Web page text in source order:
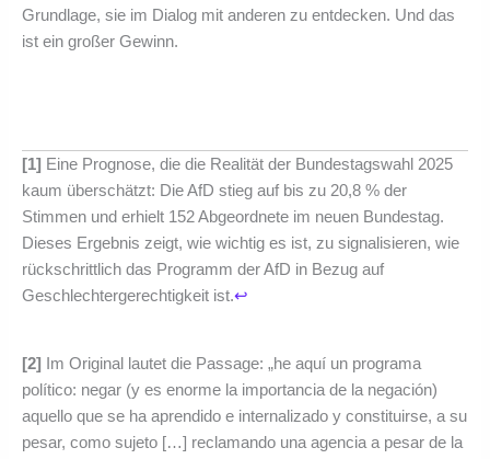
Grundlage, sie im Dialog mit anderen zu entdecken. Und das
ist ein großer Gewinn.
[1] Eine Prognose, die die Realität der Bundestagswahl 2025
kaum überschätzt: Die AfD stieg auf bis zu 20,8 % der
Stimmen und erhielt 152 Abgeordnete im neuen Bundestag.
Dieses Ergebnis zeigt, wie wichtig es ist, zu signalisieren, wie
rückschrittlich das Programm der AfD in Bezug auf
Geschlechtergerechtigkeit ist.↩︎
[2]
Im Original lautet die Passage: „he aquí un programa
político: negar (y es enorme la importancia de la negación)
aquello que se ha aprendido e internalizado y constituirse, a su
pesar, como sujeto […] reclamando una agencia a pesar de la